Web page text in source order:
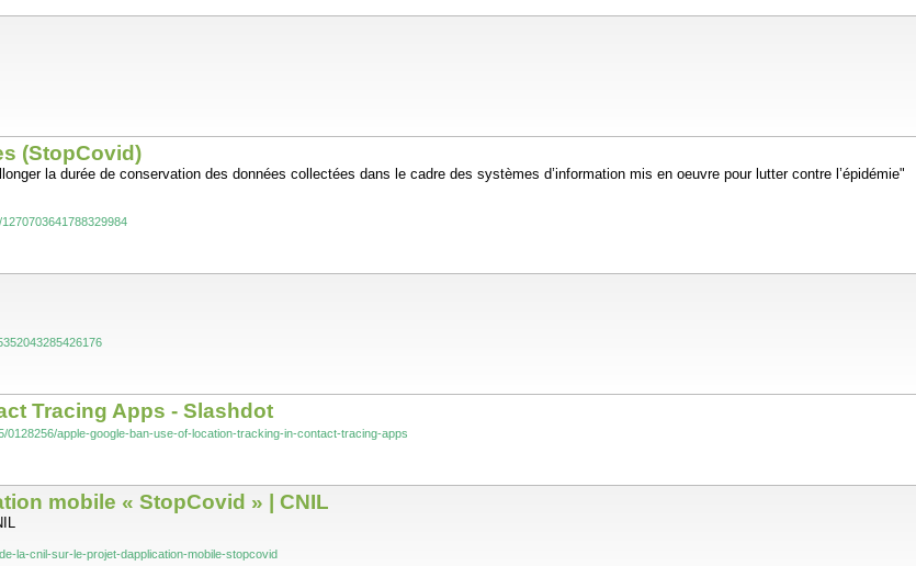
(StopCovid)
la durée de conservation des données collectées dans le cadre des systèmes d’information mis en oeuvre pour lutter contre l’épidémie"
Tracing Apps - Slashdot
0128256/apple-google-ban-use-of-location-tracking-in-contact-tracing-apps
mobile « StopCovid » | CNIL
la-cnil-sur-le-projet-dapplication-mobile-stopcovid